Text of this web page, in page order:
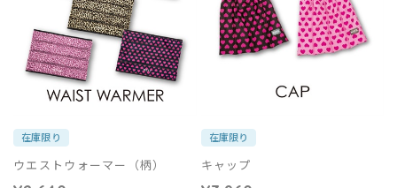
在庫限り
ウエストウォーマー（柄）
在庫限り
キャップ